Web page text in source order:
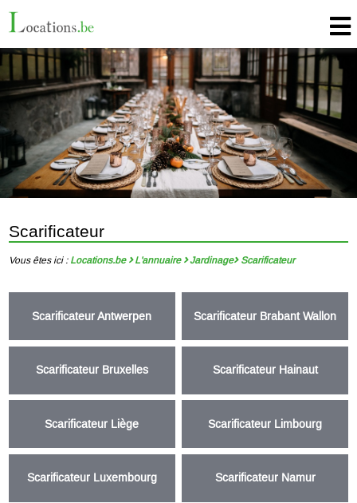
Scarificateur
Vous êtes ici : Locations.be L'annuaire Jardinage Scarificateur
Scarificateur Antwerpen Scarificateur Brabant Wallon
Scarificateur Bruxelles Scarificateur Hainaut
Scarificateur Liège Scarificateur Limbourg
Scarificateur Luxembourg Scarificateur Namur